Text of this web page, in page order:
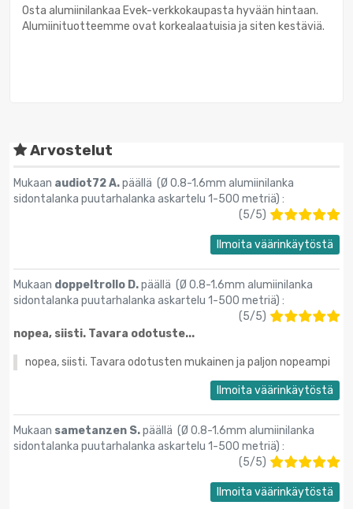
Osta alumiinilankaa Evek-verkkokaupasta hyvään hintaan.
Alumiinituotteemme ovat korkealaatuisia ja siten kestäviä.
Arvostelut
Mukaan audiot72 A.päällä (Ø 0.8-1.6mm alumiinilanka
sidontalanka puutarhalanka askartelu 1-500 metriä) :
(5/5)
Ilmoita väärinkäytöstä
Mukaan doppeltrollo D.päällä (Ø 0.8-1.6mm alumiinilanka
sidontalanka puutarhalanka askartelu 1-500 metriä) :
(5/5)
nopea, siisti. Tavara odotuste...
nopea, siisti. Tavara odotusten mukainen ja paljon nopeampi
Ilmoita väärinkäytöstä
Mukaan sametanzen S.päällä (Ø 0.8-1.6mm alumiinilanka
sidontalanka puutarhalanka askartelu 1-500 metriä) :
(5/5)
Ilmoita väärinkäytöstä